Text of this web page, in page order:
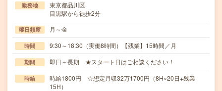
勤務地
東京都品川区
目黒駅から徒歩2分
曜日頻度 月～金
時間 9:30～18:30（実働8時間）【残業】15時間／月
期間 即日～長期 ★スタート日はご相談ください！
時給
時給1800円 ☆想定月収32万1700円（8H×20日+残業
15H）